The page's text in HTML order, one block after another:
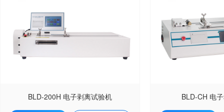
BLD-200H 电子剥离试验机 BLD-CH 电